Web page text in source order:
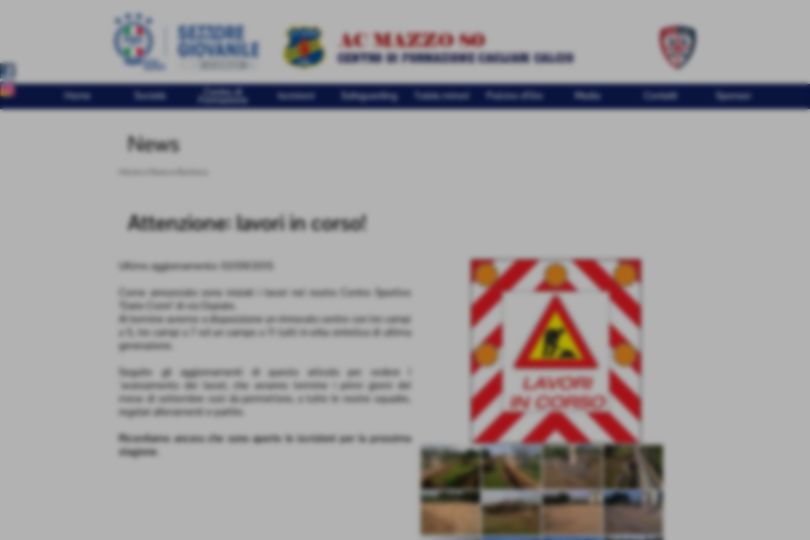
Home Società Centro di
Formazione Iscrizioni Safeguarding Tutela minori Pulcino d'Oro Media Contatti Sponsor
News
Attenzione: lavori in corso!
Ultimo aggiornamento: 02/09/2015
Come annunciato sono iniziati i lavori nel nostro Centro Sportivo
"Dario Cisini" di via Ospiate.
Al termine avremo a disposizione un rinnovato centro con tre campi
a 5, tre campi a 7 ed un campo a 11 tutti in erba sintetica di ultima
generazione.
Seguite gli aggiornamenti di questo articolo per vedere l
´avanzamento dei lavori, che avranno termine i primi giorni del
mese di settembre così da permettere, a tutte le nostre squadre,
regolari allenamenti e partite.
Ricordiamo ancora che sono aperte le iscrizioni per la prossima
stagione.